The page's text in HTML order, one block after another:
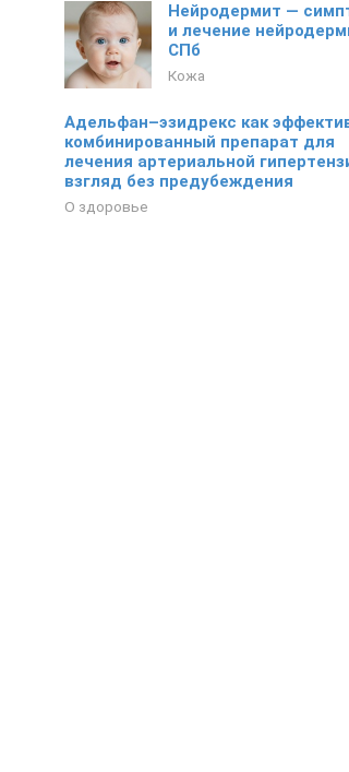
Нейродермит —
и лечение
СПб
Кожа
Адельфан–эзидрекс как
комбинированный препарат для
лечения артериальной
взгляд без предубеждения
О здоровье